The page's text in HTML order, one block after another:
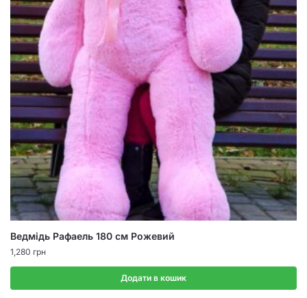
Ведмідь Рафаель 180 см Рожевий
1,280 грн
Додати в кошик